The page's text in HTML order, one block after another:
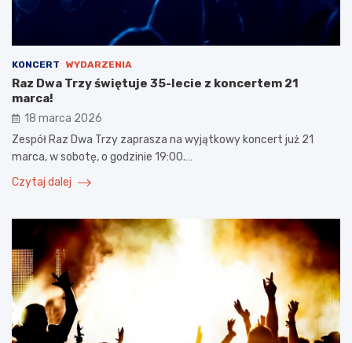
KONCERT WYDARZENIA
Raz Dwa Trzy świętuje 35-lecie z koncertem 21
marca!
18 marca 2026
Zespół Raz Dwa Trzy zaprasza na wyjątkowy koncert już 21
marca, w sobotę, o godzinie 19:00.…
Czytaj dalej